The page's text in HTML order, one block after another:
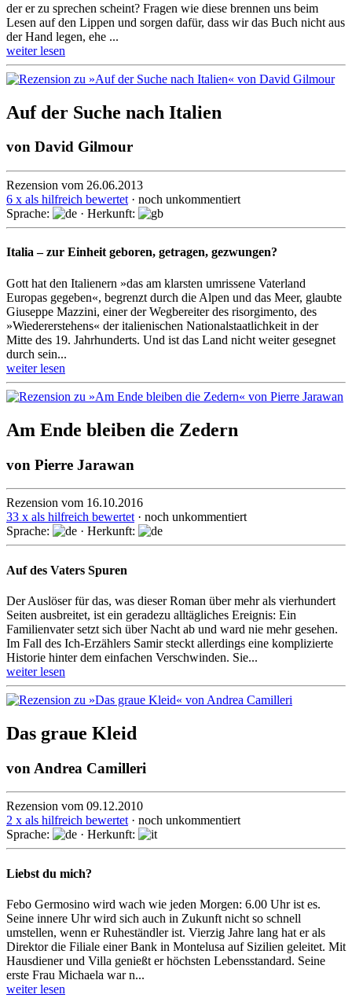
der er zu spre­chen scheint? Fragen wie diese brennen uns beim
Lesen auf den Lippen und sorgen dafür, dass wir das Buch nicht aus
der Hand legen, ehe ...
weiter lesen
Auf der Suche nach Italien
von David Gilmour
Rezension vom 26.06.2013
6 x als hilfreich bewertet · noch unkommentiert
Sprache:
· Herkunft:
Italia – zur Einheit geboren, getragen, gezwungen?
Gott hat den Italienern »das am klarsten umrissene Vaterland
Europas ge­ge­ben«, begrenzt durch die Alpen und das Meer, glaubte
Giuseppe Mazzini, einer der Wegbereiter des ri­sor­gi­mento, des
»Wiedererstehens« der italie­ni­schen Nationalstaatlichkeit in der
Mitte des 19. Jahrhunderts. Und ist das Land nicht weiter ge­segnet
durch sein...
weiter lesen
Am Ende bleiben die Zedern
von Pierre Jarawan
Rezension vom 16.10.2016
33 x als hilfreich bewertet · noch unkommentiert
Sprache:
· Herkunft:
Auf des Vaters Spuren
Der Auslöser für das, was dieser Roman über mehr als vier­hundert
Seiten ausbreitet, ist ein geradezu all­täg­liches Ereignis: Ein
Familien­vater setzt sich über Nacht ab und ward nie mehr gesehen.
Im Fall des Ich-Erzählers Samir steckt aller­dings eine kompli­zierte
Historie hinter dem einfachen Ver­schwinden. Sie...
weiter lesen
Das graue Kleid
von Andrea Camilleri
Rezension vom 09.12.2010
2 x als hilfreich bewertet · noch unkommentiert
Sprache:
· Herkunft:
Liebst du mich?
Febo Germosino wird wach wie jeden Morgen: 6.00 Uhr ist es.
Seine innere Uhr wird sich auch in Zukunft nicht so schnell
umstellen, wenn er Ruheständler ist. Vierzig Jahre lang hat er als
Direktor die Filiale einer Bank in Montelusa auf Sizilien geleitet. Mit
Hausdiener und Villa genießt er höchsten Lebensstandard. Seine
erste Frau Michaela war n...
weiter lesen